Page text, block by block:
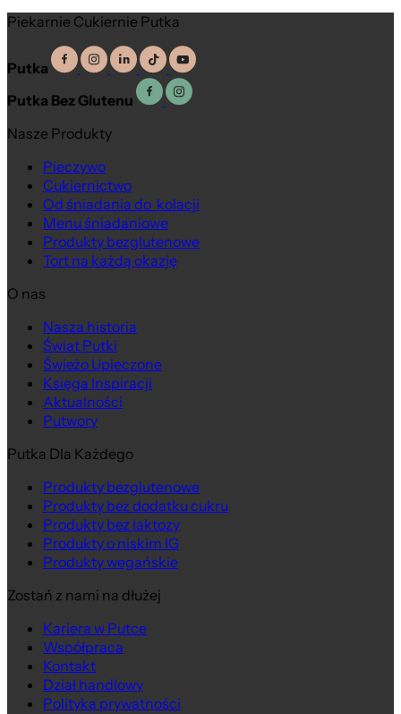
Piekarnie Cukiernie Putka
Putka
Putka Bez Glutenu
Nasze Produkty
Pieczywo
Cukiernictwo
Od śniadania do kolacji
Menu śniadaniowe
Produkty bezglutenowe
Tort na każdą okazję
O nas
Nasza historia
Świat Putki
Świeżo Upieczone
Księga Inspiracji
Aktualności
Putwory
Putka Dla Każdego
Produkty bezglutenowe
Produkty bez dodatku cukru
Produkty bez laktozy
Produkty o niskim IG
Produkty wegańskie
Zostań z nami na dłużej
Kariera w Putce
Współpraca
Kontakt
Dział handlowy
Polityka prywatności